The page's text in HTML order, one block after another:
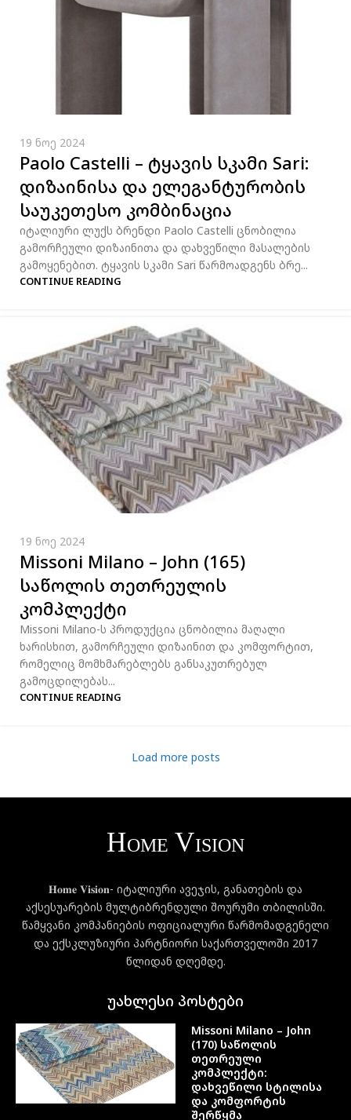
19 ნოე 2024
Paolo Castelli – ტყავის სკამი Sari:
დიზაინისა და ელეგანტურობის
საუკეთესო კომბინაცია
იტალიური ლუქს ბრენდი Paolo Castelli ცნობილია
გამორჩეული დიზაინითა და დახვეწილი მასალების
გამოყენებით. ტყავის სკამი Sari წარმოადგენს ბრე...
CONTINUE READING
19 ნოე 2024
Missoni Milano – John (165)
საწოლის თეთრეულის
კომპლექტი
Missoni Milano-ს პროდუქცია ცნობილია მაღალი
ხარისხით, გამორჩეული დიზაინით და კომფორტით,
რომელიც მომხმარებლებს განსაკუთრებულ
გამოცდილებას...
CONTINUE READING
Load more posts
𝐇𝐨𝐦𝐞 𝐕𝐢𝐬𝐢𝐨𝐧- იტალიური ავეჯის, განათების და
აქსესუარების მულტიბრენდული შოურუმი თბილისში.
წამყვანი კომპანიების ოფიციალური წარმომადგენელი
და ექსკლუზიური პარტნიორი საქართველოში 2017
წლიდან დღემდე.
უახლესი პოსტები
Missoni Milano – John
(170) საწოლის
თეთრეული
კომპლექტი:
დახვეწილი სტილისა
და კომფორტის
შერწყმა